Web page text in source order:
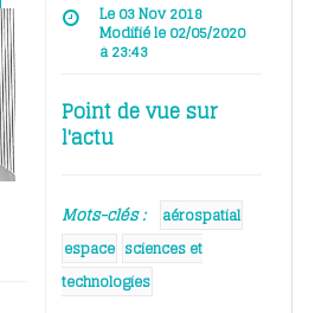
Le 03 Nov 2018
Modifié le 02/05/2020
à 23:43
Point de vue sur
l'actu
Mots-clés :
aérospatial
espace sciences et
technologies